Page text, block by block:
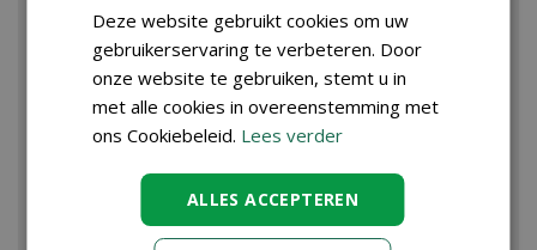
Deze website gebruikt cookies om uw
gebruikerservaring te verbeteren. Door
onze website te gebruiken, stemt u in
met alle cookies in overeenstemming met
ons Cookiebeleid. Lees verder
ALLES ACCEPTEREN